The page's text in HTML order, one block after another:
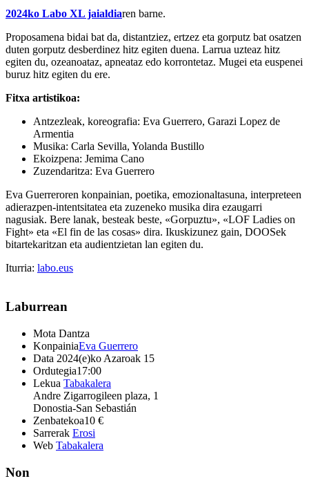
2024ko Labo XL jaialdiaren barne.
Proposamena bidai bat da, distantziez, ertzez eta gorputz bat osatzen
duten gorputz desberdinez hitz egiten duena. Larrua uzteaz hitz
egiten du, ozeanoataz, apneataz edo korrontetaz. Mugei eta euspenei
buruz hitz egiten du ere.
Fitxa artistikoa:
Antzezleak, koreografia: Eva Guerrero, Garazi Lopez de
Armentia
Musika: Carla Sevilla, Yolanda Bustillo
Ekoizpena: Jemima Cano
Zuzendaritza: Eva Guerrero
Eva Guerreroren konpainian, poetika, emozionaltasuna, interpreteen
adierazpen-intentsitatea eta zuzeneko musika dira ezaugarri
nagusiak. Bere lanak, besteak beste, «Gorpuztu», «LOF Ladies on
Fight» eta «El fin de las cosas» dira. Ikuskizunez gain, DOOSek
bitartekaritzan eta audientzietan lan egiten du.
Iturria: labo.eus
Laburrean
Mota Dantza
KonpainiaEva Guerrero
Data 2024(e)ko Azaroak 15
Ordutegia17:00
Lekua Tabakalera
Andre Zigarrogileen plaza, 1
Donostia-San Sebastián
Zenbatekoa10 €
Sarrerak Erosi
Web Tabakalera
Non